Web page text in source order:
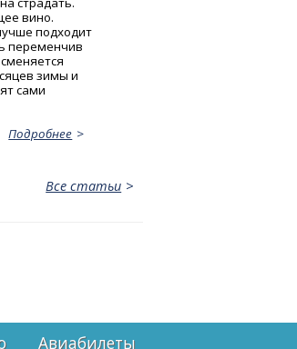
вино.
подходит
переменчив
зимы и
сами
Подробнее
Все статьи
Авиабилеты